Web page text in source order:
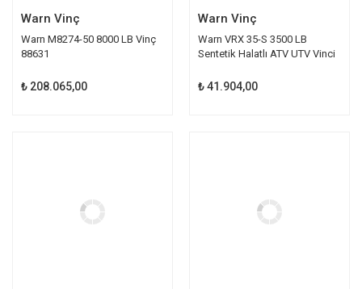
Warn Vinç
Warn M8274-50 8000 LB Vinç
88631
₺ 208.065,00
Warn Vinç
Warn VRX 35-S 3500 LB
Sentetik Halatlı ATV UTV Vinci
₺ 41.904,00